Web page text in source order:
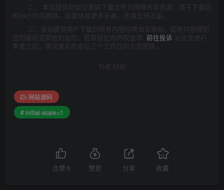
二、 本站提供的部分源码下载文件为网络共享资源，请于下载后
的24小时内删除。如需体验更多乐趣，还请支持正版。
三、我站提供用户下载的所有内容均转自互联网。如有内容侵犯
您的版权或其他利益的，若有侵犯你的权益请: 前往投诉 站长会进行
审查之后，情况属实的会在三个工作日内为您删除。
THE END
网站源码
# initial-scale=1
点赞 0 赞赏 分享 收藏